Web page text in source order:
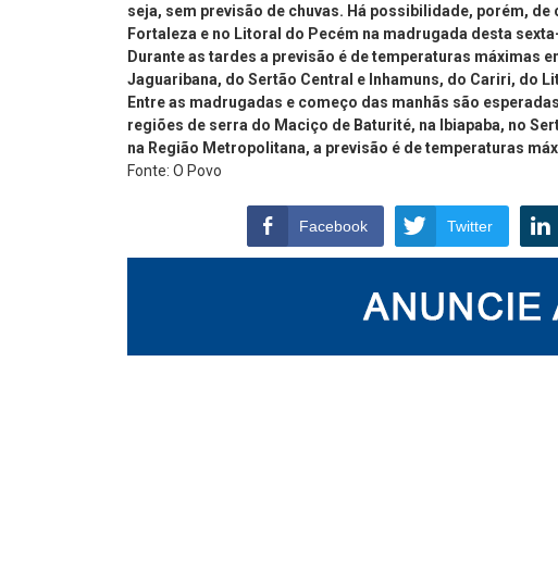
seja, sem previsão de chuvas. Há possibilidade, porém,
Fortaleza e no Litoral do Pecém na madrugada desta
Durante as tardes a previsão é de temperaturas máximas
Jaguaribana, do Sertão Central e Inhamuns, do Cariri, do
Entre as madrugadas e começo das manhãs são
regiões de serra do Maciço de Baturité, na Ibiapaba, no
na Região Metropolitana, a previsão é de temperaturas
Fonte: O Povo
Facebook Twitter